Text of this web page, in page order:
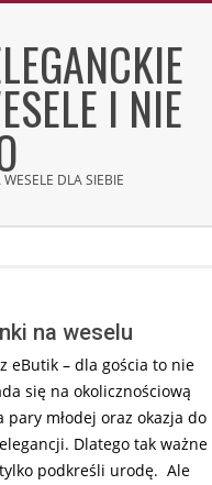
I NIE
DLA SIEBIE
na weselu
eButik – dla gościa to nie
się na okolicznościową
młodej oraz okazja do
Dlatego tak ważne
podkreśli urodę. Ale